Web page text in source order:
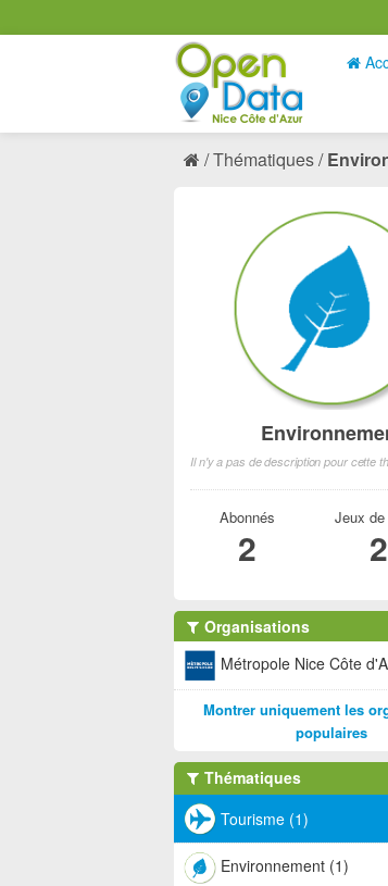
Thématiques
Il n'y a pas de description pour cette
Abonnés
2
Jeux de
Organisations
Métropole Nice Côte
Montrer uniquement les
populaires
Thématiques
Tourisme (1)
Environnement (1)